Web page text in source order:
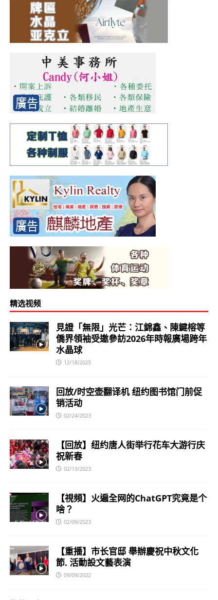
精选视频
見證「無限」光芒：江錦鑫、陳鍵榕等
僑界領袖受邀參訪2026年時報廣場跨年
水晶球
12/18/2025
回放/时空壶翻译机 纽约图书馆门前促
销活动
02/24/2023
【回放】纽约唐人街举行花车大游行庆
祝新春
02/13/2023
【視頻】火遍全网的ChatGPT究竟是个
啥？
02/09/2023
【重播】市长官邸 舉辦慶祝中秋文化
節. 活動設文藝表演
09/09/2022